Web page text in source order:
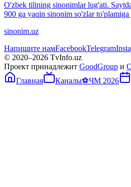
O'zbek tilining sinonimlar lug'ati.
900 ga yaqin sinonim so'zlar to'plamiga
sinonim.uz
Напишите намFacebookTelegram
© 2020–2026 TvInfo.uz
Проект принадлежит GoodGroup и
Главная
Каналы⚽ЧМ 2026